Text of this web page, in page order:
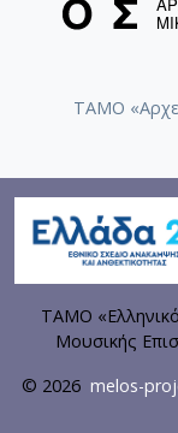
ΤΑΜΟ
ΤΑΜΟ
Μουσικής
© 2026 melos-